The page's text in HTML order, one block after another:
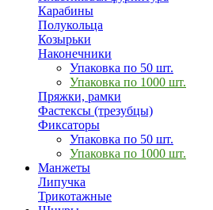
Карабины
Полукольца
Козырьки
Наконечники
Упаковка по 50 шт.
Упаковка по 1000 шт.
Пряжки, рамки
Фастексы (трезубцы)
Фиксаторы
Упаковка по 50 шт.
Упаковка по 1000 шт.
Манжеты
Липучка
Трикотажные